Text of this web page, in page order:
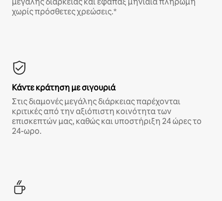
χωρίς πρόσθετες χρεώσεις.*
Κάντε κράτηση με σιγουριά
Στις διαμονές μεγάλης διάρκειας παρέχονται
κριτικές από την αξιόπιστη κοινότητα των
επισκεπτών μας, καθώς και υποστήριξη 24 ώρες το
24-ωρο.